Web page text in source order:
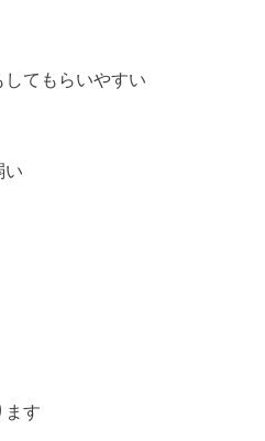
てもらいやすい
い
ます